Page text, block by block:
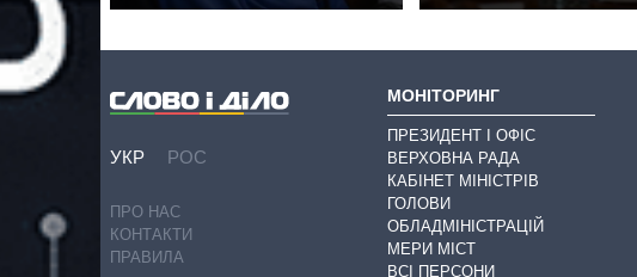
УКР РОС
ПРО НАС
КОНТАКТИ
ПРАВИЛА
МОНІТОРИНГ
ПРЕЗИДЕНТ І ОФІС
ВЕРХОВНА РАДА
КАБІНЕТ МІНІСТРІВ
ГОЛОВИ
ОБЛАДМІНІСТРАЦІЙ
МЕРИ МІСТ
ВСІ ПЕРСОНИ